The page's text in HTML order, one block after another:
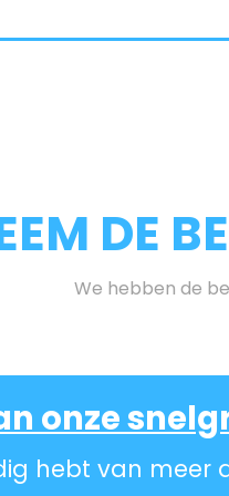
DE
We hebben de
onze
hebt van meer